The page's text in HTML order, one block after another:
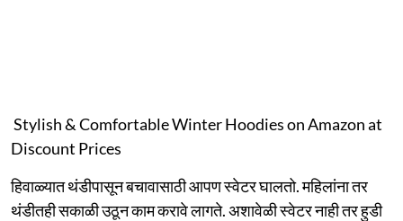
Stylish & Comfortable Winter Hoodies on Amazon at
Discount Prices
हिवाळ्यात थंडीपासून बचावासाठी आपण स्वेटर घालतो. महिलांना तर
थंडीतही सकाळी उठून काम करावे लागते. अशावेळी स्वेटर नाही तर हुडी